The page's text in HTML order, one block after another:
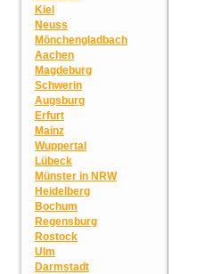
Kiel
Neuss
Mönchengladbach
Aachen
Magdeburg
Schwerin
Augsburg
Erfurt
Mainz
Wuppertal
Lübeck
Münster in NRW
Heidelberg
Bochum
Regensburg
Rostock
Ulm
Darmstadt